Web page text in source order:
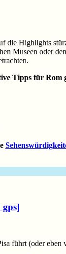
die Highlights
Museen oder
Tipps für Rom
führt (oder